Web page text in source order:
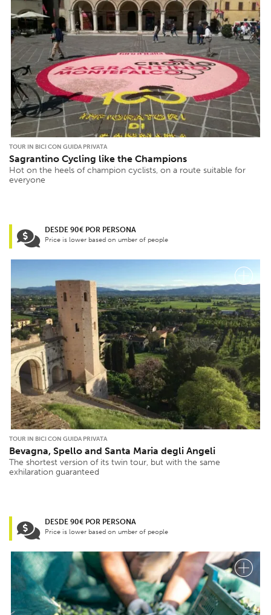
TOUR IN BICI CON GUIDA PRIVATA
Sagrantino Cycling like the Champions
Hot on the heels of champion cyclists, on a route suitable for
everyone
DESDE 90€ POR PERSONA
Price is lower based on umber of people
TOUR IN BICI CON GUIDA PRIVATA
Bevagna, Spello and Santa Maria degli Angeli
The shortest version of its twin tour, but with the same
exhilaration guaranteed
DESDE 90€ POR PERSONA
Price is lower based on umber of people